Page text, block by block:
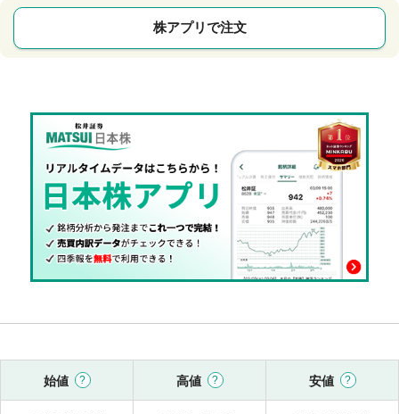
株アプリで注文
始値 高値 安値